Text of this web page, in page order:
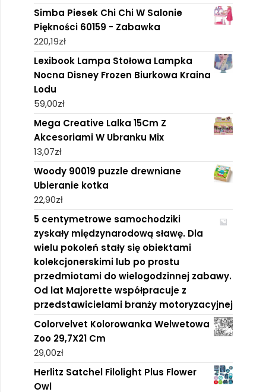
Simba Piesek Chi Chi W Salonie
Piękności 60159 - Zabawka
220,19zł
Lexibook Lampa Stołowa Lampka
Nocna Disney Frozen Biurkowa Kraina
Lodu
59,00zł
Mega Creative Lalka 15Cm Z
Akcesoriami W Ubranku Mix
13,07zł
Woody 90019 puzzle drewniane
Ubieranie kotka
22,90zł
5 centymetrowe samochodziki
zyskały międzynarodową sławę. Dla
wielu pokoleń stały się obiektami
kolekcjonerskimi lub po prostu
przedmiotami do wielogodzinnej zabawy.
Od lat Majorette współpracuje z
przedstawicielami branży motoryzacyjnej
Colorvelvet Kolorowanka Welwetowa
Zoo 29,7X21 Cm
29,00zł
Herlitz Satchel Filolight Plus Flower
Owl